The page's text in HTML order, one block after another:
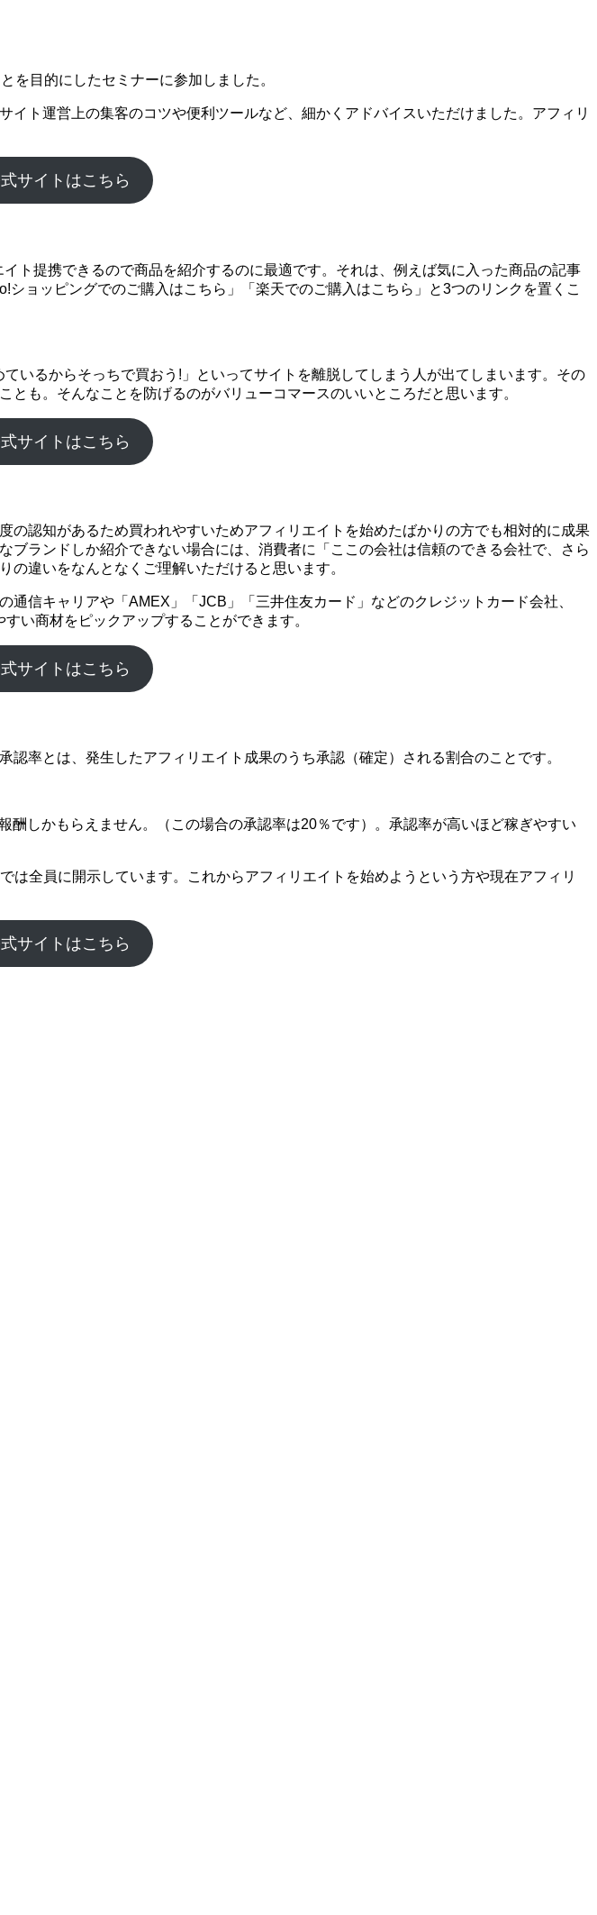
を目的にしたセミナーに参加しました。
ト運営上の集客のコツや便利ツールなど、細かくアドバイスいただけました。アフィリ
サイトはこちら
ト提携できるので商品を紹介するのに最適です。それは、例えば気に入った商品の記事
ョッピングでのご購入はこちら」「楽天でのご購入はこちら」と3つのリンクを置くこ
いるからそっちで買おう!」といってサイトを離脱してしまう人が出てしまいます。その
も。そんなことを防げるのがバリューコマースのいいところだと思います。
サイトはこちら
認知があるため買われやすいためアフィリエイトを始めたばかりの方でも相対的に成果
ランドしか紹介できない場合には、消費者に「ここの会社は信頼のできる会社で、さら
違いをなんとなくご理解いただけると思います。
信キャリアや「AMEX」「JCB」「三井住友カード」などのクレジットカード会社、
い商材をピックアップすることができます。
サイトはこちら
率とは、発生したアフィリエイト成果のうち承認（確定）される割合のことです。
しかもらえません。（この場合の承認率は20％です）。承認率が高いほど稼ぎやすい
全員に開示しています。これからアフィリエイトを始めようという方や現在アフィリ
サイトはこちら